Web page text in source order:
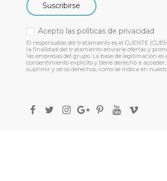
Suscribirse
Acepto las políticas de privacidad
El responsable del tratamiento es el CLIENTE
la finalidad del tratamiento enviarle ofertas y
las empresas del grupo. La base de legitimación es
consentimiento explícito y tiene derecho a acceder,
suprimir y otros derechos, como se indica en